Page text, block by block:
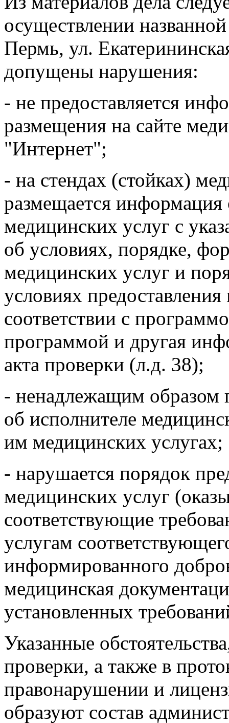
осуществлении
Пермь, ул.
допущены нарушения:
- не предоставляется
размещения на сайте
"Интернет";
- на стендах (стойках)
размещается информация
медицинских услуг с
об условиях, порядке,
медицинских услуг и
условиях
соответствии с
программой и другая
акта проверки (л.д. 38);
- ненадлежащим образом
об исполнителе
им медицинских услугах;
- нарушается порядок
медицинских услуг
соответствующие
услугам
информированного
медицинская
установленных
Указанные
проверки, а также в
правонарушении и
образуют состав